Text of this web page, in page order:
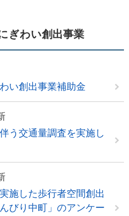
ぎわい創出事業
い創出事業補助金
う交通量調査を実施し
施した歩行者空間創出
びり中町」のアンケー